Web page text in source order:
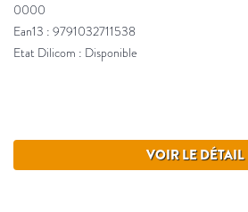
0000
Ean13 : 9791032711538
Etat Dilicom : Disponible
VOIR LE DÉTAIL